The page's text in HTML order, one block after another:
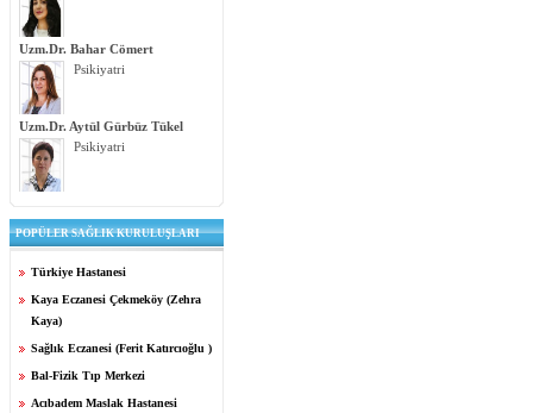
Uzm.Dr. Bahar Cömert
Psikiyatri
Uzm.Dr. Aytül Gürbüz Tükel
Psikiyatri
POPÜLER SAĞLIK KURULUŞLARI
Türkiye Hastanesi
Kaya Eczanesi Çekmeköy (Zehra
Kaya)
Sağlık Eczanesi (Ferit Katırcıoğlu )
Bal-Fizik Tıp Merkezi
Acıbadem Maslak Hastanesi